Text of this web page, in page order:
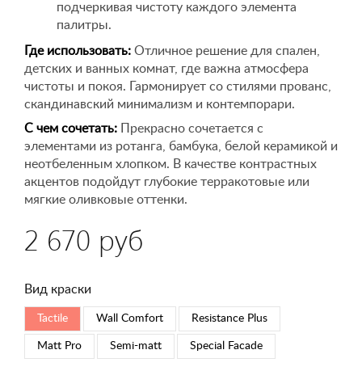
подчеркивая чистоту каждого элемента
палитры.
Где использовать: Отличное решение для спален,
детских и ванных комнат, где важна атмосфера
чистоты и покоя. Гармонирует со стилями прованс,
скандинавский минимализм и контемпорари.
С чем сочетать: Прекрасно сочетается с
элементами из ротанга, бамбука, белой керамикой и
неотбеленным хлопком. В качестве контрастных
акцентов подойдут глубокие терракотовые или
мягкие оливковые оттенки.
2 670 руб
Вид краски
Tactile Wall Comfort Resistance Plus
Matt Pro Semi-matt Special Faсade